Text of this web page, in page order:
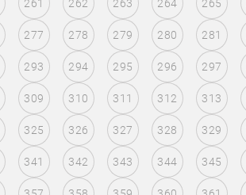
261 262 263 264 265
277 278 279 280 281
293 294 295 296 297
309 310 311 312 313
325 326 327 328 329
341 342 343 344 345